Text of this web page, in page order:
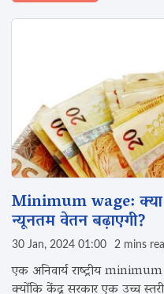
Minimum wage:
न्यूनतम वेतन‌ बढ़ाएगी?
30 Jan, 2024 01:00 2 mins
एक अनिवार्य राष्ट्रीय